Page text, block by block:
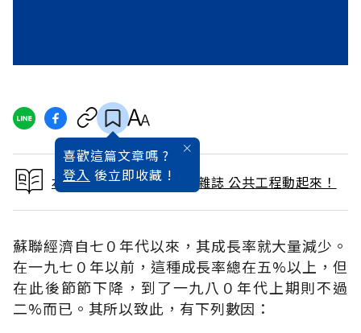
喜歡這篇文章嗎 ?
登入 後立即收藏 !
本文出自 1990 / 12月號雜誌 公共工程動起來！
蘇聯經濟自七０年代以來，其成長率就大量減少。
在一九七０年以前，這種成長率總在五%以上，但
在此後節節下降，到了一九八０年代上期則不過
二%而已。其所以致此，有下列數因：